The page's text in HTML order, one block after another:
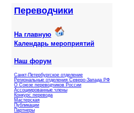
Переводчики
На главную
Календарь мероприятий
Наш форум
Санкт-Петербургское отделение
Региональные отделения Северо-Запада РФ
О Союзе переводчиков России
Ассоциированные члены
Конкурс перевода
Мастерская
Публикации
Партнеры